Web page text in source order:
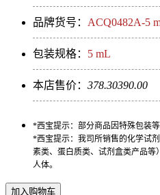
品牌货号： ACQ0482A-5
包装规格： 5 mL
本店售价： 378.30390.00
*西宝提示：部分商品因特殊包装
*西宝提示：我司所销售的化学试
素类、蛋白质类、试剂盒类产品
人体。